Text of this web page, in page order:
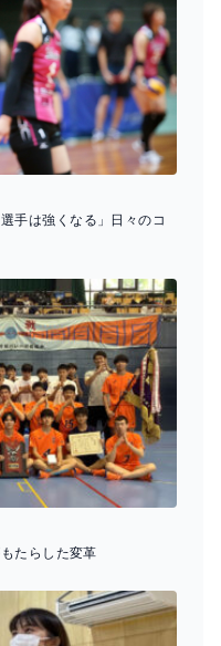
手は強くなる」日々のコ
たらした変革